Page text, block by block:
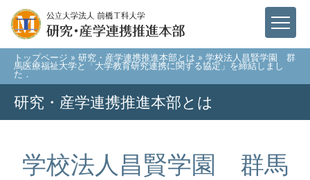
トップページ » 研究・産学連携推進本部とは » 学校法人昌賢学園 群
馬医療福祉大学と「大学教育研究連携に関する協定」を締結しまし
た．
研究・産学連携推進本部とは
学校法人昌賢学園 群馬